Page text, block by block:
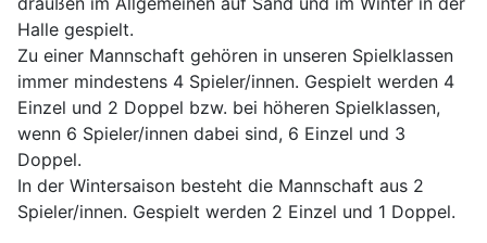
Halle gespielt.
Zu einer Mannschaft gehören in unseren Spielklassen
immer mindestens 4 Spieler/innen. Gespielt werden 4
Einzel und 2 Doppel bzw. bei höheren Spielklassen,
wenn 6 Spieler/innen dabei sind, 6 Einzel und 3
Doppel.
In der Wintersaison besteht die Mannschaft aus 2
Spieler/innen. Gespielt werden 2 Einzel und 1 Doppel.